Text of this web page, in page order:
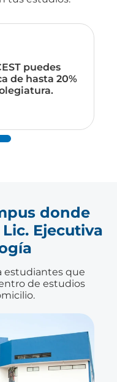
puedes
de hasta 20%
donde
Ejecutiva
estudiantes que
de estudios